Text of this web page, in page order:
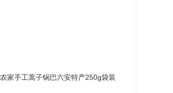
农家手工蒿子锅巴六安特产250g袋装